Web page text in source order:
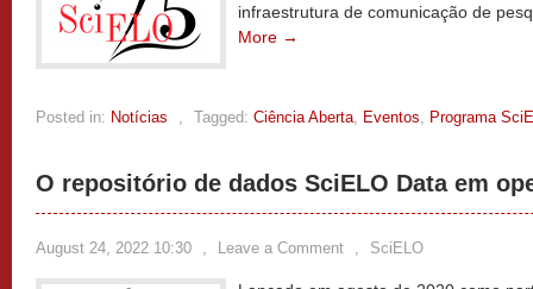
infraestrutura de comunicação de
More →
Posted in: Notícias , Tagged: Ciência Aberta, Eventos, Programa
O repositório de dados SciELO Data em
August 24, 2022 10:30 , Leave a Comment , SciELO